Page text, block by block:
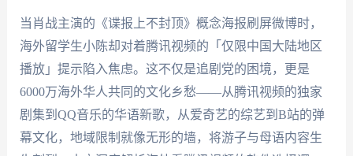
当肖战主演的《谍报上不封顶》概念海报刷屏微博时，
海外留学生小陈却对着腾讯视频的「仅限中国大陆地区
播放」提示陷入焦虑。这不仅是追剧党的困境，更是
6000万海外华人共同的文化乡愁——从腾讯视频的独家
剧集到QQ音乐的华语新歌，从爱奇艺的综艺到B站的弹
幕文化，地域限制就像无形的墙，将游子与母语内容生